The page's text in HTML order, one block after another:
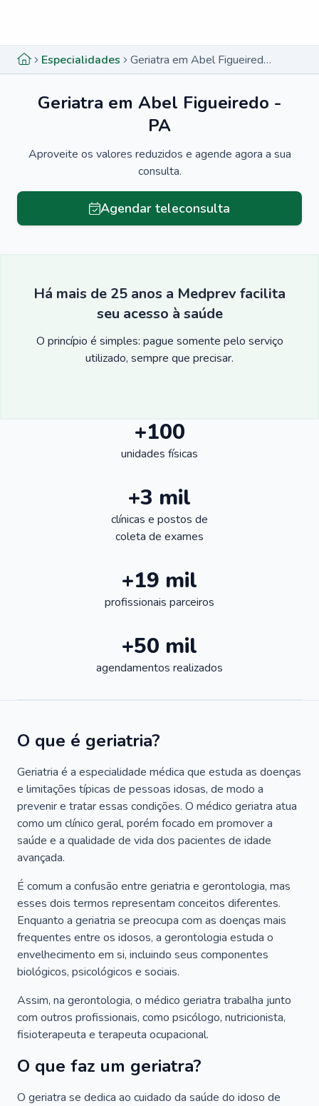
Especialidades Geriatra em Abel Figueiredo - PA
Geriatra em Abel Figueiredo -
PA
Aproveite os valores reduzidos e agende agora a sua
consulta.
Agendar teleconsulta
Há mais de 25 anos a Medprev facilita
seu acesso à saúde
O princípio é simples: pague somente pelo serviço
utilizado, sempre que precisar.
+100
unidades físicas
+3 mil
clínicas e postos de
coleta de exames
+19 mil
profissionais parceiros
+50 mil
agendamentos realizados
O que é geriatria?
Geriatria é a especialidade médica que estuda as doenças
e limitações típicas de pessoas idosas, de modo a
prevenir e tratar essas condições. O médico geriatra atua
como um clínico geral, porém focado em promover a
saúde e a qualidade de vida dos pacientes de idade
avançada.
É comum a confusão entre geriatria e gerontologia, mas
esses dois termos representam conceitos diferentes.
Enquanto a geriatria se preocupa com as doenças mais
frequentes entre os idosos, a gerontologia estuda o
envelhecimento em si, incluindo seus componentes
biológicos, psicológicos e sociais.
Assim, na gerontologia, o médico geriatra trabalha junto
com outros profissionais, como psicólogo, nutricionista,
fisioterapeuta e terapeuta ocupacional.
O que faz um geriatra?
O geriatra se dedica ao cuidado da saúde do idoso de